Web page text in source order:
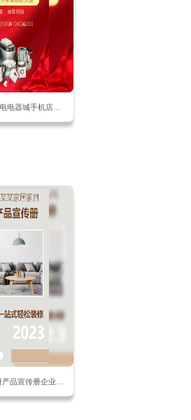
618遇上父亲节家电电器城手机店活动促销